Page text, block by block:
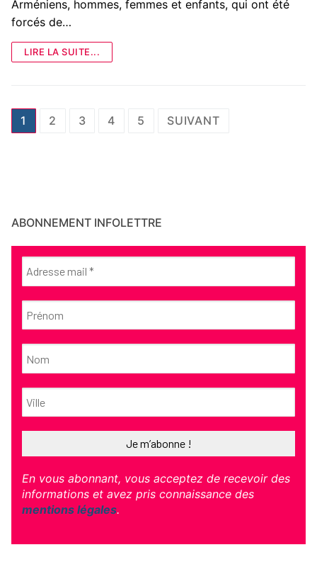
Arméniens, hommes, femmes et enfants, qui ont été
forcés de…
LIRE LA SUITE...
Pagination
1 2 3 4 5 SUIVANT
ABONNEMENT INFOLETTRE
En vous abonnant, vous acceptez de recevoir des
informations et avez pris connaissance des
mentions légales.